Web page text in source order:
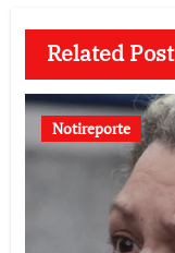
Related Post
Notireporte